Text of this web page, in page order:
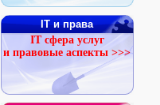
IT и права
IT сфера услуг
и правовые аспекты >>>